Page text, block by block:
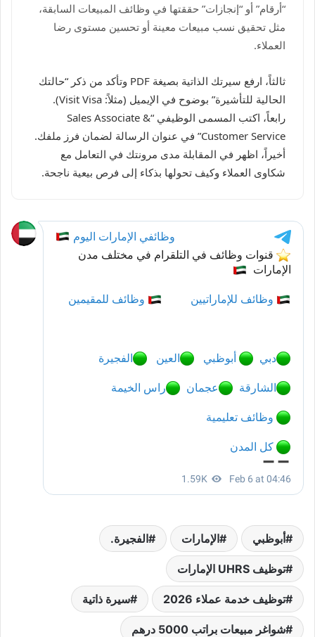
“أرقام” أو “إنجازات” حققتها في وظائف المبيعات السابقة،
مثل تحقيق نسب مبيعات معينة أو تحسين مستوى رضا
العملاء.
ثالثاً، ارفع سيرتك الذاتية بصيغة PDF وتأكد من ذكر “حالتك
الحالية للتأشيرة” بوضوح في الإيميل (مثلاً: Visit Visa).
رابعاً، اكتب المسمى الوظيفي “Sales Associate &
Customer Service” في عنوان الرسالة لضمان فرز ملفك.
أخيراً، اظهر في المقابلة مدى مرونتك في التعامل مع
شكاوى العملاء وكيف تحولها بذكاء إلى فرص بيعية ناجحة.
أبوظبي الإمارات الفجيرة.
توظيف UHRS الإمارات
توظيف خدمة عملاء 2026 سيرة ذاتية
شواغر مبيعات براتب 5000 درهم